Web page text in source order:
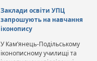
Заклади освіти УПЦ
запрошують на навчання
іконопису
У Кам’янець-Подільському
іконописному училищі та